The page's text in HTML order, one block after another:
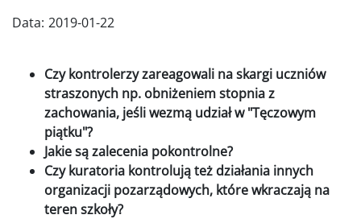
Data: 2019-01-22
Czy kontrolerzy zareagowali na skargi uczniów
straszonych np. obniżeniem stopnia z
zachowania, jeśli wezmą udział w "Tęczowym
piątku"?
Jakie są zalecenia pokontrolne?
Czy kuratoria kontrolują też działania innych
organizacji pozarządowych, które wkraczają na
teren szkoły?